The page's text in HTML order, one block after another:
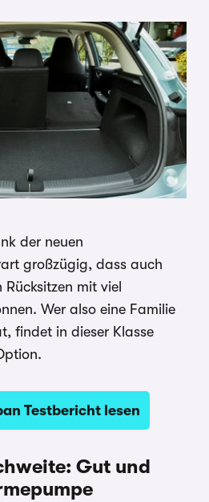
der neuen
großzügig, dass auch
mit viel
Wer also eine Familie
findet in dieser Klasse
Testbericht lesen
Gut und